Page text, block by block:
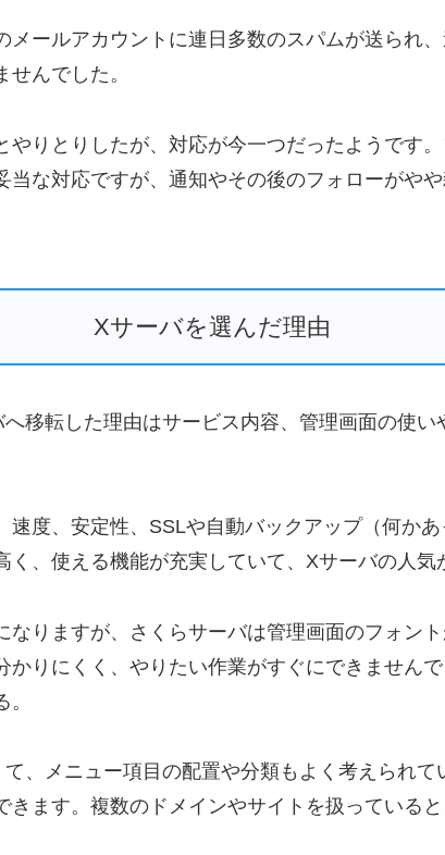
メールアカウントに連日多数のスパムが送られ
んでした。
やりとりしたが、対応が今一つだったようです
当な対応ですが、通知やその後のフォローがや
Xサーバを選んだ理由
移転した理由はサービス内容、管理画面の使い
速度、安定性、SSLや自動バックアップ（何か
く、使える機能が充実していて、Xサーバの人気
なりますが、さくらサーバは管理画面のフォン
かりにくく、やりたい作業がすぐにできません
、メニュー項目の配置や分類もよく考えられて
きます。複数のドメインやサイトを扱っている